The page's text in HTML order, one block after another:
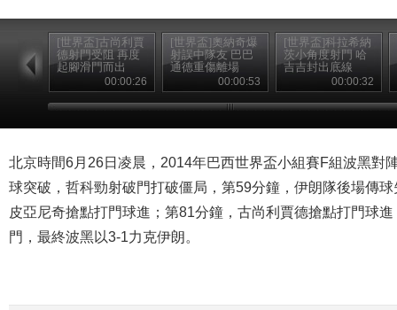
[世界盃]古尚利賈
德射門受阻 再度
起腳滑門而出
00:00:26
[世界盃]奧納奇爆
射誤中隊友 巴巴
通德重傷離場
00:00:53
[世界盃]科拉希納
茨小角度射門 哈
吉吉封出底線
00:00:32
北京時間6月26日凌晨，2014年巴西世界盃小組賽F組波黑對
球突破，哲科勁射破門打破僵局，第59分鐘，伊朗隊後場傳
皮亞尼奇搶點打門球進；第81分鐘，古尚利賈德搶點打門球
門，最終波黑以3-1力克伊朗。